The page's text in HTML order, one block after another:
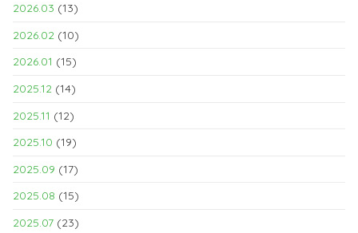
2026.03 (13)
2026.02 (10)
2026.01 (15)
2025.12 (14)
2025.11 (12)
2025.10 (19)
2025.09 (17)
2025.08 (15)
2025.07 (23)